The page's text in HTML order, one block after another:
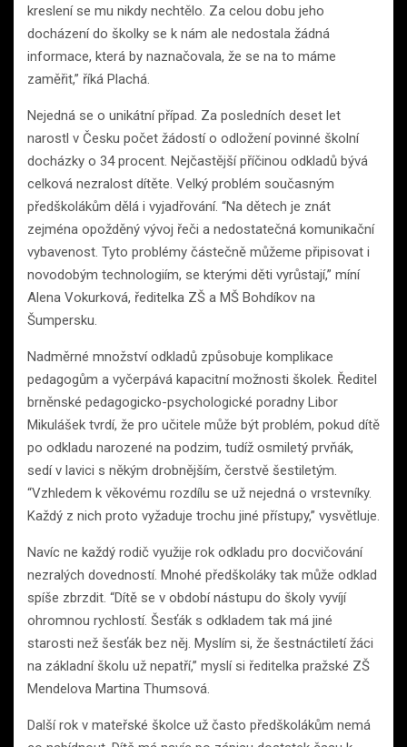
kreslení se mu nikdy nechtělo. Za celou dobu jeho
docházení do školky se k nám ale nedostala žádná
informace, která by naznačovala, že se na to máme
zaměřit,” říká Plachá.
Nejedná se o unikátní případ. Za posledních deset let
narostl v Česku počet žádostí o odložení povinné školní
docházky o 34 procent. Nejčastější příčinou odkladů bývá
celková nezralost dítěte. Velký problém současným
předškolákům dělá i vyjadřování. “Na dětech je znát
zejména opožděný vývoj řeči a nedostatečná komunikační
vybavenost. Tyto problémy částečně můžeme připisovat i
novodobým technologiím, se kterými děti vyrůstají,” míní
Alena Vokurková, ředitelka ZŠ a MŠ Bohdíkov na
Šumpersku.
Nadměrné množství odkladů způsobuje komplikace
pedagogům a vyčerpává kapacitní možnosti školek. Ředitel
brněnské pedagogicko-psychologické poradny Libor
Mikulášek tvrdí, že pro učitele může být problém, pokud dítě
po odkladu narozené na podzim, tudíž osmiletý prvňák,
sedí v lavici s někým drobnějším, čerstvě šestiletým.
“Vzhledem k věkovému rozdílu se už nejedná o vrstevníky.
Každý z nich proto vyžaduje trochu jiné přístupy,” vysvětluje.
Navíc ne každý rodič využije rok odkladu pro docvičování
nezralých dovedností. Mnohé předškoláky tak může odklad
spíše zbrzdit. “Dítě se v období nástupu do školy vyvíjí
ohromnou rychlostí. Šesťák s odkladem tak má jiné
starosti než šesťák bez něj. Myslím si, že šestnáctiletí žáci
na základní školu už nepatří,” myslí si ředitelka pražské ZŠ
Mendelova Martina Thumsová.
Další rok v mateřské školce už často předškolákům nemá